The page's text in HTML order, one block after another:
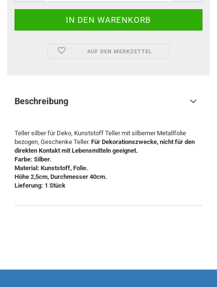
AUF DEN MERKZETTEL
Beschreibung
Teller silber für Deko, Kunststoff Teller mit silberner Metallfolie
bezogen, Geschenke Teller. Für Dekorationszwecke, nicht für den
direkten Kontakt mit Lebensmitteln geeignet.
Farbe: Silber.
Material: Kunststoff, Folie.
Höhe 2,5cm, Durchmesser 40cm.
Lieferung: 1 Stück